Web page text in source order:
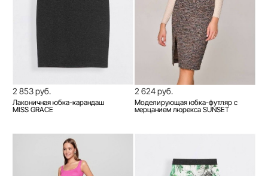
2 853 руб.
Лаконичная юбка-карандаш
MISS GRACE
2 624 руб.
Моделирующая юбка-футляр с
мерцанием люрекса SUNSET